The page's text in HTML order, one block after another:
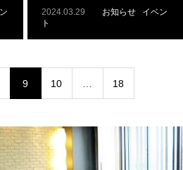
2024.03.29 お知らせ
イベン
ト
9 10 18